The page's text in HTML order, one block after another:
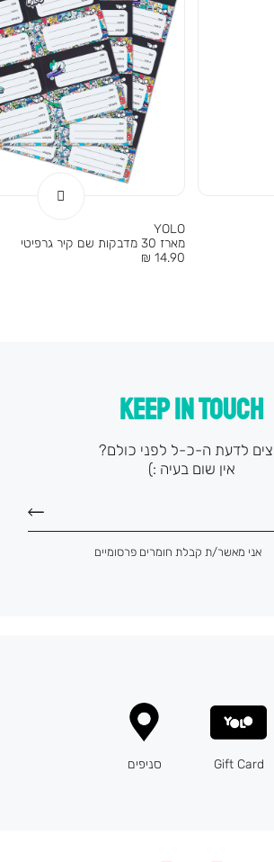
YOLO
מארז 30 מדבקות שם קיר גרפיטי
מחיר
14.90 ₪
KEEP IN TOUCH
לדעת ה-כ-ל לפני כולם?
אין שום בעיה :)
אני מאשר/ת קבלת חומרים פרסומיים
Gift Card סניפים